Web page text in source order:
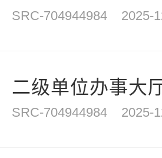
SRC-704944984 2025-
二级单位办事大
SRC-704944984 2025-